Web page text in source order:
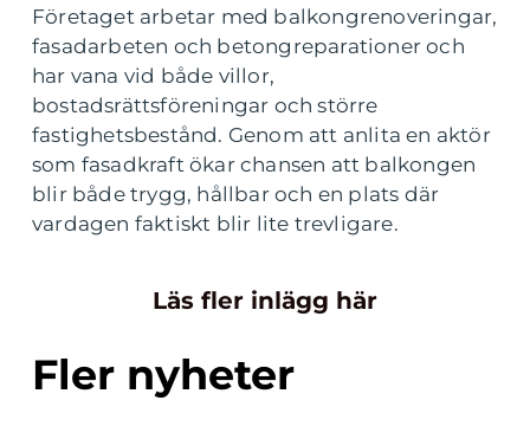
Företaget arbetar med balkongrenoveringar,
fasadarbeten och betongreparationer och
har vana vid både villor,
bostadsrättsföreningar och större
fastighetsbestånd. Genom att anlita en aktör
som fasadkraft ökar chansen att balkongen
blir både trygg, hållbar och en plats där
vardagen faktiskt blir lite trevligare.
Läs fler inlägg här
Fler nyheter